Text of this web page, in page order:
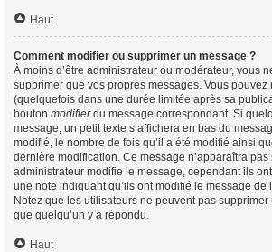
Haut
Comment modifier ou supprimer un message ?
À moins d’être administrateur ou modérateur, vous
supprimer que vos propres messages. Vous pouvez
(quelquefois dans une durée limitée après sa
bouton modifierdu message correspondant. Si
message, un petit texte s’affichera en bas du
modifié, le nombre de fois qu’il a été modifié ainsi
dernière modification. Ce message n’apparaîtra
administrateur modifie le message, cependant ils
une note indiquant qu’ils ont modifié le message de
Notez que les utilisateurs ne peuvent pas
que quelqu’un y a répondu.
Haut